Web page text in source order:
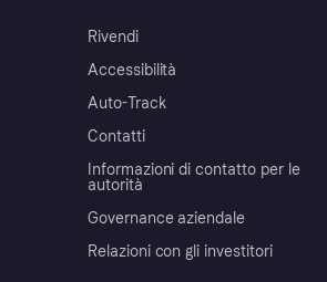
Rivendi
Accessibilità
Auto-Track
Contatti
Informazioni di contatto per le
autorità
Governance aziendale
Relazioni con gli investitori